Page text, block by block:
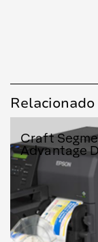
Relacionado
Craft
Advantage